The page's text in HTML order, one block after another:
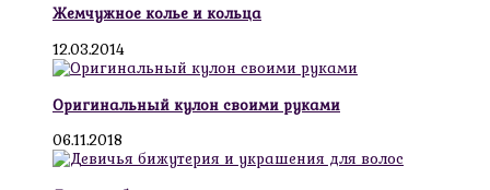
Жемчужное колье и кольца
12.03.2014
Оригинальный кулон своими руками
06.11.2018